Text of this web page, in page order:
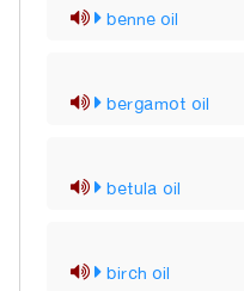
benne oil
bergamot oil
betula oil
birch oil